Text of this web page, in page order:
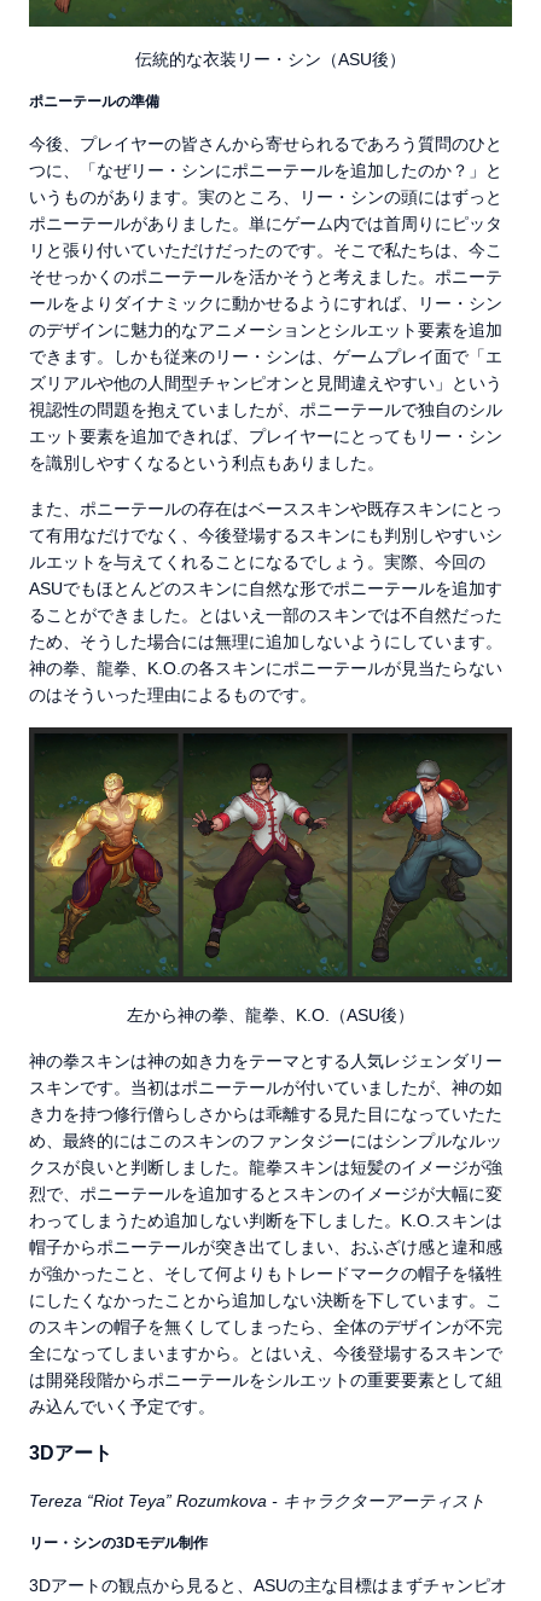
伝統的な衣装リー・シン（ASU後）
ポニーテールの準備
今後、プレイヤーの皆さんから寄せられるであろう質問のひと
つに、「なぜリー・シンにポニーテールを追加したのか？」と
いうものがあります。実のところ、リー・シンの頭にはずっと
ポニーテールがありました。単にゲーム内では首周りにピッタ
リと張り付いていただけだったのです。そこで私たちは、今こ
そせっかくのポニーテールを活かそうと考えました。ポニーテ
ールをよりダイナミックに動かせるようにすれば、リー・シン
のデザインに魅力的なアニメーションとシルエット要素を追加
できます。しかも従来のリー・シンは、ゲームプレイ面で「エ
ズリアルや他の人間型チャンピオンと見間違えやすい」という
視認性の問題を抱えていましたが、ポニーテールで独自のシル
エット要素を追加できれば、プレイヤーにとってもリー・シン
を識別しやすくなるという利点もありました。
また、ポニーテールの存在はベーススキンや既存スキンにとっ
て有用なだけでなく、今後登場するスキンにも判別しやすいシ
ルエットを与えてくれることになるでしょう。実際、今回の
ASUでもほとんどのスキンに自然な形でポニーテールを追加す
ることができました。とはいえ一部のスキンでは不自然だった
ため、そうした場合には無理に追加しないようにしています。
神の拳、龍拳、K.O.の各スキンにポニーテールが見当たらない
のはそういった理由によるものです。
左から神の拳、龍拳、K.O.（ASU後）
神の拳スキンは神の如き力をテーマとする人気レジェンダリー
スキンです。当初はポニーテールが付いていましたが、神の如
き力を持つ修行僧らしさからは乖離する見た目になっていたた
め、最終的にはこのスキンのファンタジーにはシンプルなルッ
クスが良いと判断しました。龍拳スキンは短髪のイメージが強
烈で、ポニーテールを追加するとスキンのイメージが大幅に変
わってしまうため追加しない判断を下しました。K.O.スキンは
帽子からポニーテールが突き出てしまい、おふざけ感と違和感
が強かったこと、そして何よりもトレードマークの帽子を犠牲
にしたくなかったことから追加しない決断を下しています。こ
のスキンの帽子を無くしてしまったら、全体のデザインが不完
全になってしまいますから。とはいえ、今後登場するスキンで
は開発段階からポニーテールをシルエットの重要要素として組
み込んでいく予定です。
3Dアート
Tereza “Riot Teya” Rozumkova - キャラクターアーティスト
リー・シンの3Dモデル制作
3Dアートの観点から見ると、ASUの主な目標はまずチャンピオ